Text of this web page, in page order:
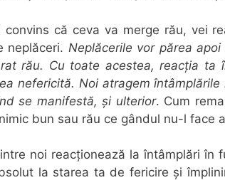
convins că ceva va merge rău, vei
neplăceri. Neplăcerile vor părea
rău. Cu toate acestea, reacția
nefericită. Noi atragem
se manifestă, și ulterior. Cum
bun sau rău ce gândul nu-l face
noi reacționează la întâmplări în
la starea ta de fericire și